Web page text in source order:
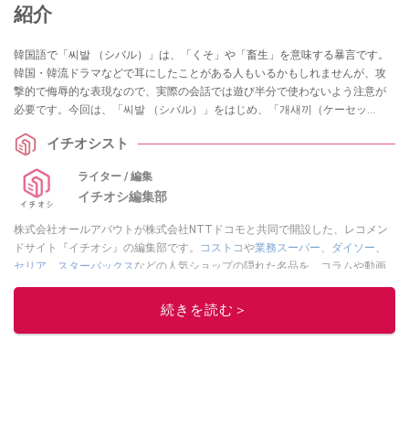
紹介
韓国語で「씨발 （シバル）」は、「くそ」や「畜生」を意味する暴言です。
韓国・韓流ドラマなどで耳にしたことがある人もいるかもしれませんが、攻
撃的で侮辱的な表現なので、実際の会話では遊び半分で使わないよう注意が
必要です。今回は、「씨발 （シバル）」をはじめ、「개새끼（ケーセッ
て、可愛く聞こえる悪口についても解説します。
イチオシスト
ライター / 編集
イチオシ編集部
株式会社オールアバウトが株式会社NTTドコモと共同で開設した、レコメン
ドサイト『イチオシ』の編集部です。
コストコや業務スーパー、 ダイソー、
セリア
スターバックス などの人気ショップの隠れた名品を、コラムや動画
を通してご紹介。話題のグルメやマニアが紹介するアウトドア情報も満載で
す。配信しているコンテンツは専門家やインフルエンサーが実際に使用して
レビューしています。毎日トレンド情報をお届けしているので、ぜひ
ニュースでフォローしてください！
続きを読む＞